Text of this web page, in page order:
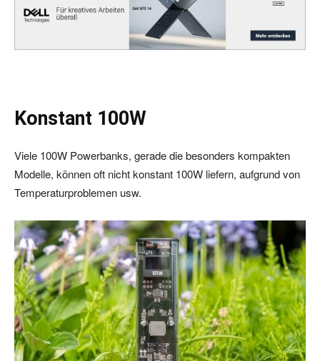
Konstant 100W
Viele 100W Powerbanks, gerade die besonders kompakten
Modelle, können oft nicht konstant 100W liefern, aufgrund von
Temperaturproblemen usw.